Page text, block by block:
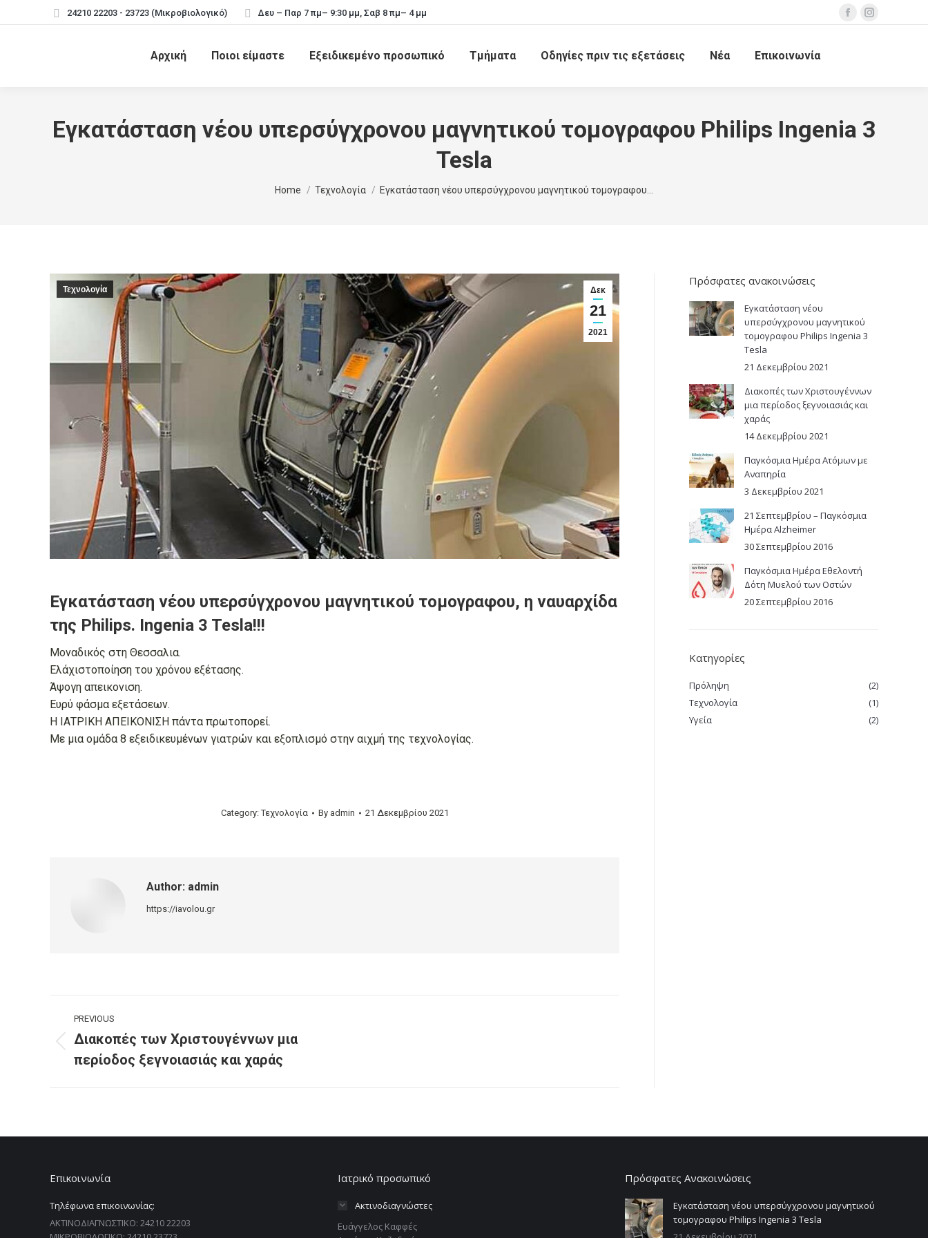
24210 22203 - 23723 (Μικροβιολογικό) Δευ – Παρ 7 πμ– 9:30 μμ, Σαβ 8 πμ– 4 μμ
Αρχική Ποιοι είμαστε Εξειδικεμένο προσωπικό Τμήματα Οδηγίες πριν τις εξετάσεις Νέα Επικοινωνία
Εγκατάσταση νέου υπερσύγχρονου μαγνητικού τομογραφου Philips Ingenia 3
Tesla
You are here:
Home Τεχνολογία Εγκατάσταση νέου υπερσύγχρονου μαγνητικού τομογραφου…
Δεκ
21
2021
Τεχνολογία
Εγκατάσταση νέου υπερσύγχρονου μαγνητικού τομογραφου, η ναυαρχίδα
της Philips. Ingenia 3 Tesla!!!
Μοναδικός στη Θεσσαλια.
Ελάχιστοποίηση του χρόνου εξέτασης.
Άψογη απεικονιση.
Ευρύ φάσμα εξετάσεων.
Η ΙΑΤΡΙΚΗ ΑΠΕΙΚΟΝΙΣΗ πάντα πρωτοπορεί.
Με μια ομάδα 8 εξειδικευμένων γιατρών και εξοπλισμό στην αιχμή της τεχνολογίας.
Category:Τεχνολογία By admin 21 Δεκεμβρίου 2021
Author: admin
https://iavolou.gr
Post
navigation
PREVIOUS
post:
Διακοπές των Χριστουγέννων μια
περίοδος ξεγνοιασιάς και χαράς
Πρόσφατες ανακοινώσεις
Εγκατάσταση νέου
υπερσύγχρονου μαγνητικού
τομογραφου Philips Ingenia 3
Tesla
21 Δεκεμβρίου 2021
Διακοπές των Χριστουγέννων
μια περίοδος ξεγνοιασιάς και
χαράς
14 Δεκεμβρίου 2021
Παγκόσμια Ημέρα Ατόμων με
Αναπηρία
3 Δεκεμβρίου 2021
21 Σεπτεμβρίου – Παγκόσμια
Ημέρα Alzheimer
30 Σεπτεμβρίου 2016
Παγκόσμια Ημέρα Εθελοντή
Δότη Μυελού των Οστών
20 Σεπτεμβρίου 2016
Κατηγορίες
Πρόληψη
(2)
Τεχνολογία
(1)
Υγεία
(2)
Επικοινωνία
Τηλέφωνα επικοινωνίας:
ΑΚΤΙΝΟΔΙΑΓΝΩΣΤΙΚΟ: 24210 22203
Ιατρικό προσωπικό
Ακτινοδιαγνώστες
Ευάγγελος Καφφές
Πρόσφατες Ανακοινώσεις
Εγκατάσταση νέου υπερσύγχρονου μαγνητικού
τομογραφου Philips Ingenia 3 Tesla